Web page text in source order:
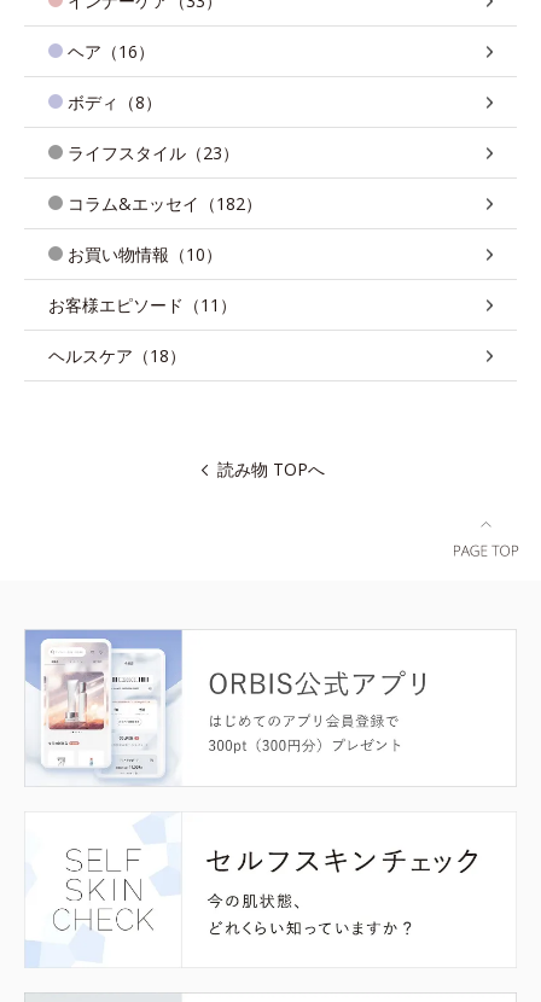
ヘア（16）
ボディ（8）
ライフスタイル（23）
コラム&エッセイ（182）
お買い物情報（10）
お客様エピソード（11）
ヘルスケア（18）
読み物 TOPへ